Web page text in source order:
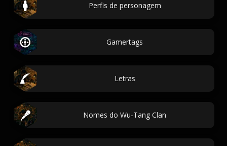
Perfis de personagem
Gamertags
Letras
Nomes do Wu-Tang Clan